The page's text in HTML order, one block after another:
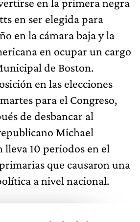
en ser elegida para
en la cámara baja y la
en ocupar un cargo
de Boston.
en las elecciones
para el Congreso,
de desbancar al
Michael
lleva 10 periodos en el
que causaron una
a nivel nacional.